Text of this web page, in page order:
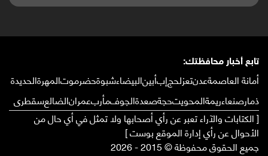
تابع أخبار محافظتك:
أمانة العاصمةعدنتعزلحجإبأبينالبيضاءشبوةحضرموتالمهرةالحديدة
ذمارصنعاءريمةالمحويتحجةصعدةالجوفمأربعمرانالضالعسقطرى
[ الكتابات والآراء تعبر عن رأي أصحابها ولا تمثل في أي حال من
الأحوال عن رأي إدارة الموقع بوست ]
جميع الحقوق محفوظة © 2015 - 2026